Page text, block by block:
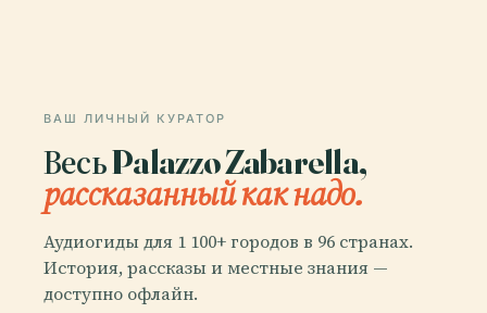
ВАШ ЛИЧНЫЙ КУРАТОР
Весь Palazzo Zabarella,
рассказанный как надо.
Аудиогиды для 1 100+ городов в 96 странах.
История, рассказы и местные знания —
доступно офлайн.